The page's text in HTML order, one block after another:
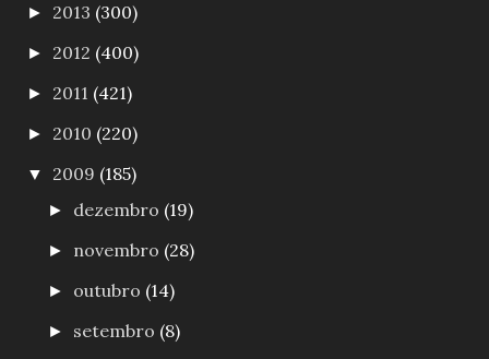
► 2013 (300)
► 2012 (400)
► 2011 (421)
► 2010 (220)
▼ 2009 (185)
► dezembro (19)
► novembro (28)
► outubro (14)
► setembro (8)